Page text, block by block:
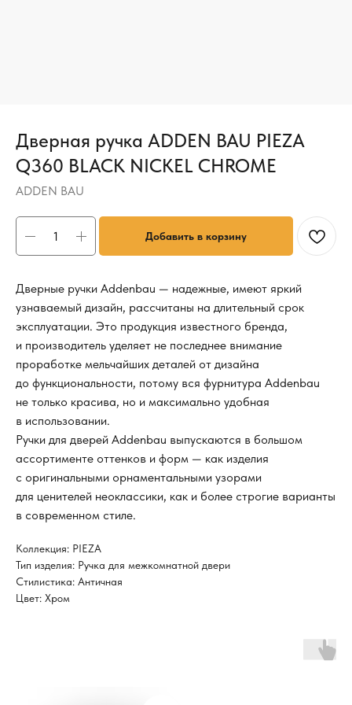
Дверная ручка ADDEN BAU PIEZA
Q360 BLACK NICKEL CHROME
ADDEN BAU
Добавить в корзину
Дверные ручки Addenbau — надежные, имеют яркий
узнаваемый дизайн, рассчитаны на длительный срок
эксплуатации. Это продукция известного бренда,
и производитель уделяет не последнее внимание
проработке мельчайших деталей от дизайна
до функциональности, потому вся фурнитура Addenbau
не только красива, но и максимально удобная
в использовании.
Ручки для дверей Addenbau выпускаются в большом
ассортименте оттенков и форм — как изделия
с оригинальными орнаментальными узорами
для ценителей неоклассики, как и более строгие варианты
в современном стиле.
Коллекция: PIEZA
Тип изделия: Ручка для межкомнатной двери
Стилистика: Античная
Цвет: Хром